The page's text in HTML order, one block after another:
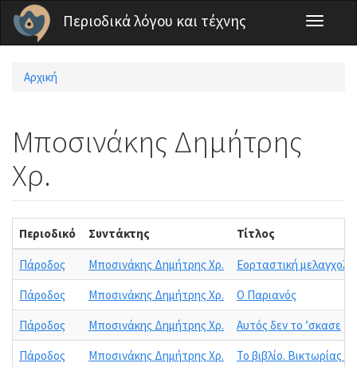
Παράκαμψη προς το κυρίως περιεχόμενο
Περιοδικά λόγου και τέχνης
Toggle
Είστε εδώ
Αρχική
Μποσινάκης Δημήτρης
Χρ.
Περιοδικό Συντάκτης Τίτλος
Πάροδος Μποσινάκης Δημήτρης Χρ.
Εορταστική
Πάροδος
Μποσινάκης Δημήτρης Χρ.
Ο Παριανός
Πάροδος
Μποσινάκης Δημήτρης Χρ.
Αυτός δεν το ’σκασε
Πάροδος
Μποσινάκης Δημήτρης Χρ.
Το βιβλίο.